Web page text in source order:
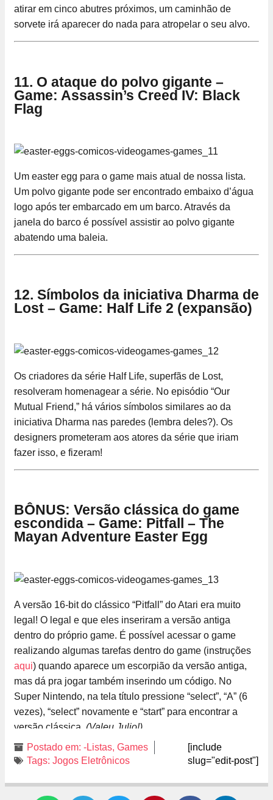
atirar em cinco abutres próximos, um caminhão de
sorvete irá aparecer do nada para atropelar o seu alvo.
11. O ataque do polvo gigante –
Game: Assassin’s Creed IV: Black
Flag
Um easter egg para o game mais atual de nossa lista.
Um polvo gigante pode ser encontrado embaixo d’água
logo após ter embarcado em um barco. Através da
janela do barco é possível assistir ao polvo gigante
abatendo uma baleia.
12. Símbolos da iniciativa Dharma de
Lost – Game: Half Life 2 (expansão)
Os criadores da série Half Life, superfãs de Lost,
resolveram homenagear a série. No episódio “Our
Mutual Friend,” há vários símbolos similares ao da
iniciativa Dharma nas paredes (lembra deles?). Os
designers prometeram aos atores da série que iriam
fazer isso, e fizeram!
BÔNUS: Versão clássica do game
escondida – Game: Pitfall – The
Mayan Adventure Easter Egg
A versão 16-bit do clássico “Pitfall” do Atari era muito
legal! O legal e que eles inseriram a versão antiga
dentro do próprio game. É possível acessar o game
realizando algumas tarefas dentro do game (instruções
aqui) quando aparece um escorpião da versão antiga,
mas dá pra jogar também inserindo um código. No
Super Nintendo, na tela título pressione “select”, “A” (6
vezes), “select” novamente e “start” para encontrar a
versão clássica. (Valeu Julio!)
Postado em: -Listas, Games
Tags: Jogos Eletrônicos
[include
slug="edit-post"]